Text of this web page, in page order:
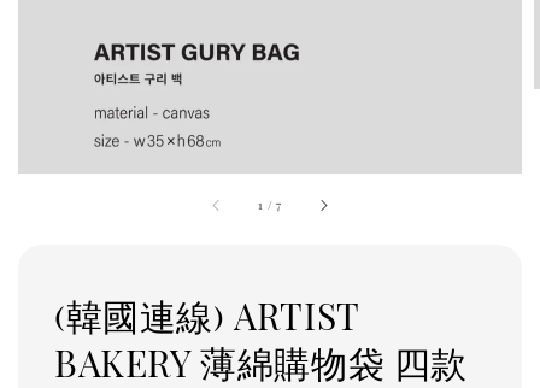
1 /7
(韓國連線) ARTIST
BAKERY 薄綿購物袋 四款